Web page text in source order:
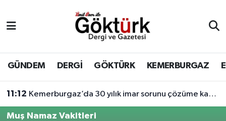
GÜNDEM DERGİ GÖKTÜRK KEMERBURGAZ
11:12 Kemerburgaz’da 30 yılık imar sorunu çözüme kavuşuyor
Muş Namaz Vakitleri
BİLİM
DERGİ
DÜNYA
Eyüpsultan Hava Durumu
Eyüpsultan Trafik Yoğunluk Haritası
Süper Lig Puan Durumu ve Fikstür
Tüm Manşetler